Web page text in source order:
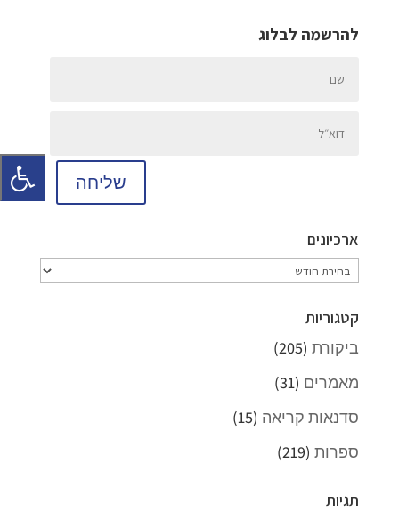
להרשמה לבלוג
שליחה
ארכיונים
ארכיונים
קטגוריות
ביקורת(205)
מאמרים (31)
סדנאות קריאה (15)
ספרות(219)
תגיות